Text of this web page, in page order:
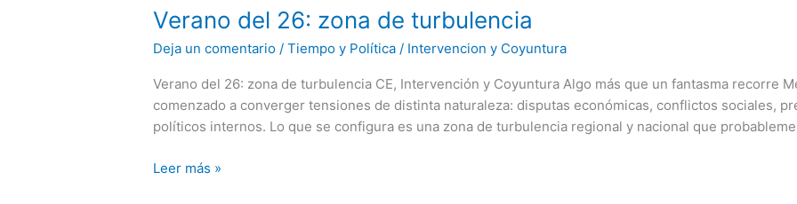
Verano del 26: zona de turbulencia
Deja un comentario /Tiempo y Política / Intervencion y Coyuntura
Verano del 26: zona de turbulencia CE, Intervención y Coyuntura Algo más que un fantasma recorre
comenzado a converger tensiones de distinta naturaleza: disputas económicas, conflictos sociales,
políticos internos. Lo que se configura es una zona de turbulencia regional y nacional que
Verano
26:
zona
de
turbulencia
Leer más »